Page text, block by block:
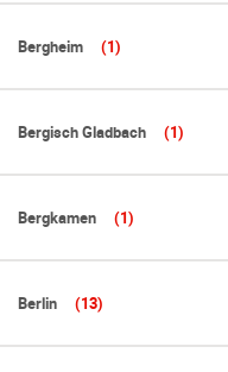
Bergheim (1)
Bergisch Gladbach (1)
Bergkamen (1)
Berlin (13)